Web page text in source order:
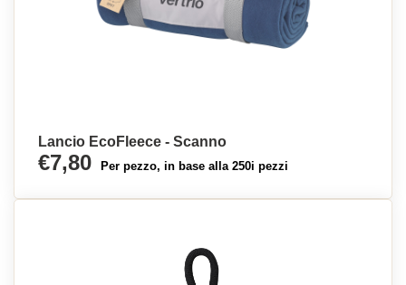
Lancio EcoFleece - Scanno
€7,80 Per pezzo, in base alla 250i pezzi